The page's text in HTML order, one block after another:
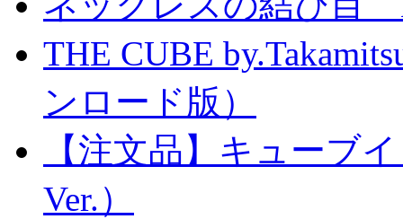
THE CUBE
ンロード版）
【注文品】キューブ
Ver.）